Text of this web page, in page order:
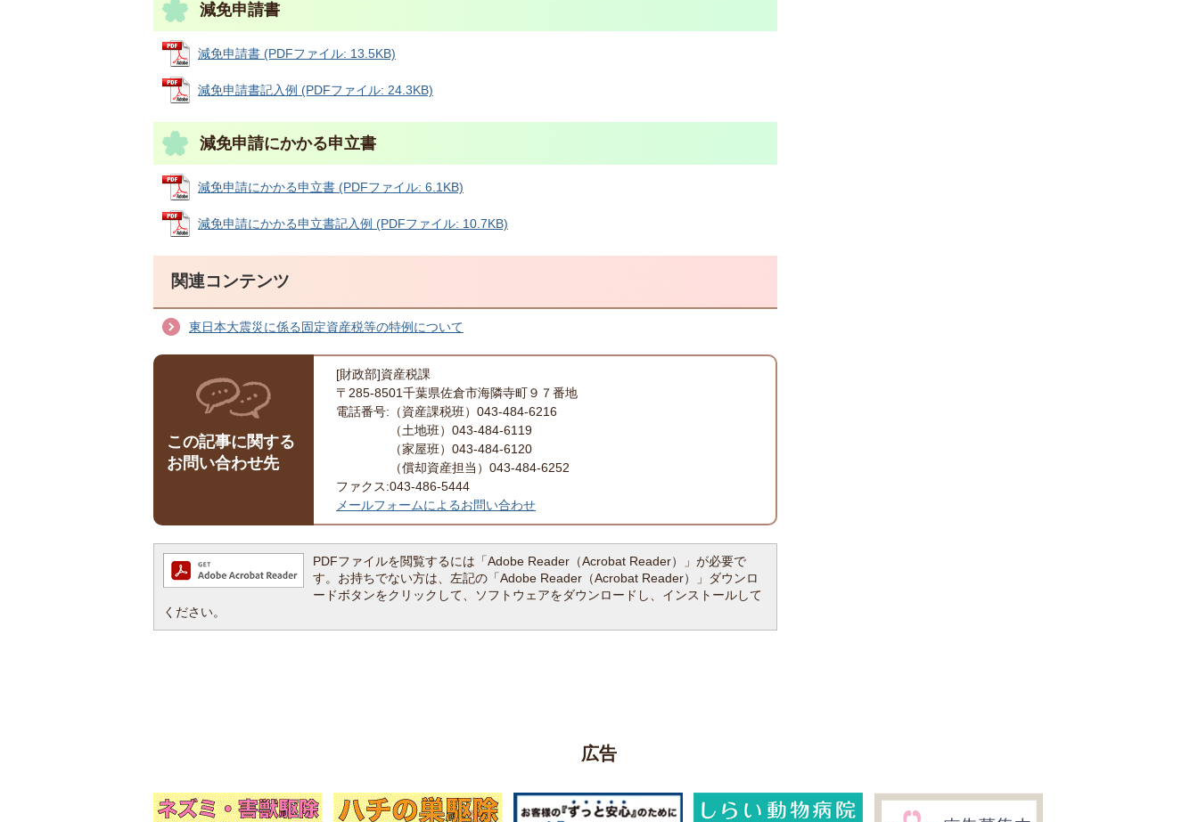
減免申請書
減免申請書 (PDFファイル: 13.5KB)
減免申請書記入例 (PDFファイル: 24.3KB)
減免申請にかかる申立書
減免申請にかかる申立書 (PDFファイル: 6.1KB)
減免申請にかかる申立書記入例 (PDFファイル: 10.7KB)
関連コンテンツ
東日本大震災に係る固定資産税等の特例について
この記事に関する
お問い合わせ先
[財政部]資産税課
〒285-8501千葉県佐倉市海隣寺町９７番地
電話番号:（資産課税班）043-484-6216
（土地班）043-484-6119
（家屋班）043-484-6120
（償却資産担当）043-484-6252
ファクス:043-486-5444
メールフォームによるお問い合わせ
PDFファイルを閲覧するには「Adobe Reader（Acrobat Reader）」が必要で
す。お持ちでない方は、左記の「Adobe Reader（Acrobat Reader）」ダウンロ
ードボタンをクリックして、ソフトウェアをダウンロードし、インストールして
ください。
広告